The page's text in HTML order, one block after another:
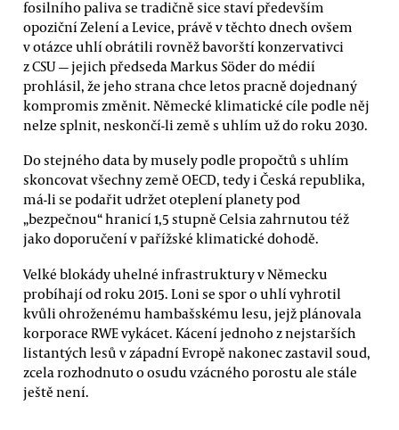
fosilního paliva se tradičně sice staví především
opoziční Zelení a Levice, právě v těchto dnech ovšem
v otázce uhlí obrátili rovněž bavorští konzervativci
z CSU — jejich předseda Markus Söder do médií
prohlásil, že jeho strana chce letos pracně dojednaný
kompromis změnit. Německé klimatické cíle podle něj
nelze splnit, neskončí-li země s uhlím už do roku 2030.
Do stejného data by musely podle propočtů s uhlím
skoncovat všechny země OECD, tedy i Česká republika,
má-li se podařit udržet oteplení planety pod
„bezpečnou“ hranicí 1,5 stupně Celsia zahrnutou též
jako doporučení v pařížské klimatické dohodě.
Velké blokády uhelné infrastruktury v Německu
probíhají od roku 2015. Loni se spor o uhlí vyhrotil
kvůli ohroženému hambašskému lesu, jejž plánovala
korporace RWE vykácet. Kácení jednoho z nejstarších
listantých lesů v západní Evropě nakonec zastavil soud,
zcela rozhodnuto o osudu vzácného porostu ale stále
ještě není.